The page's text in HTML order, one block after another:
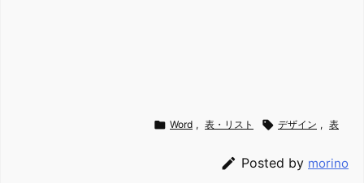
 Word , 表・リスト  デザイン , 表
 Posted by morino